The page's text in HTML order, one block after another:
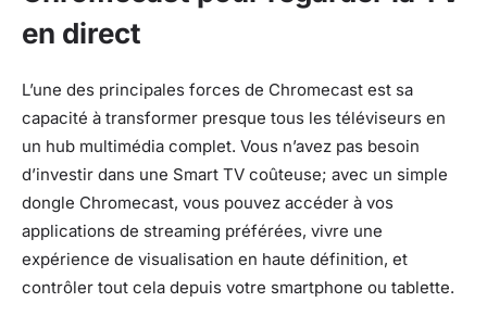
en direct
L’une des principales forces de Chromecast est sa
capacité à transformer presque tous les téléviseurs en
un hub multimédia complet. Vous n’avez pas besoin
d’investir dans une Smart TV coûteuse; avec un simple
dongle Chromecast, vous pouvez accéder à vos
applications de streaming préférées, vivre une
expérience de visualisation en haute définition, et
contrôler tout cela depuis votre smartphone ou tablette.